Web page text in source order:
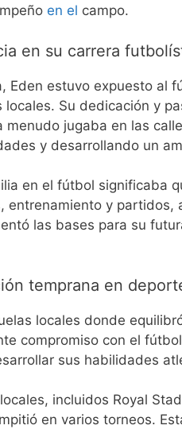
en el campo.
en su carrera
Eden estuvo expuesto al
Su dedicación y
jugaba en las
y desarrollando un
en el fútbol significaba
entrenamiento y partidos,
las bases para su
temprana en
locales donde
compromiso con el
sus habilidades
incluidos Royal
en varios torneos.